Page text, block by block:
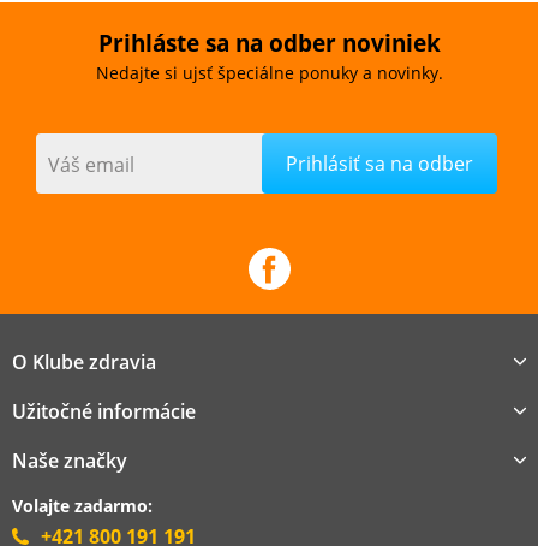
Prihláste sa na odber noviniek
Nedajte si ujsť špeciálne ponuky a novinky.
Váš email
O Klube zdravia
Užitočné informácie
Naše značky
Volajte zadarmo:
+421 800 191 191